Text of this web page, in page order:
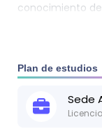
conocimiento
aprendizaje
Plan de estudios
Sede